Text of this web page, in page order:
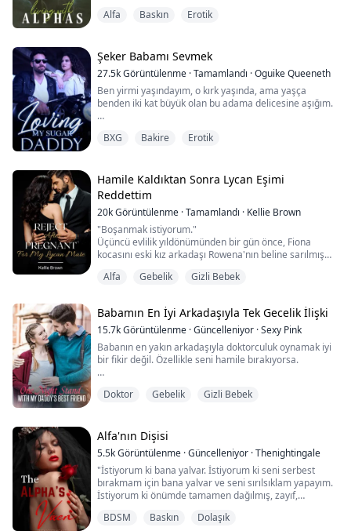
yerde zonkluyordu.
"Hayır, denediler... ama izin vermedim." Başını geriye
yaslayarak inledi, parmakları çıplak tenine değdiğinde.
"Neden, bebeği...
Alfa Baskın Erotik
Şeker Babamı Sevmek
27.5kGörüntülenme ·Tamamlandı ·Oguike Queeneth
Ben yirmi yaşındayım, o kırk yaşında, ama yaşça
benden iki kat büyük olan bu adama delicesine aşığım.
nefes nefese söyledi.
çalıştım.
Parmaklarını daha hızlı hareket ettirmeye başladı ve
aklım karmakarışıktı.
"Adımı inle." diye mırıldandı....
BXG Bakire Erotik
Hamile Kaldıktan Sonra Lycan Eşimi
Reddettim
20kGörüntülenme ·Tamamlandı · Kellie Brown
"Boşanmak istiyorum."
Üçüncü evlilik yıldönümünden bir gün önce, Fiona
kocasını eski kız arkadaşı Rowena'nın beline sarılmış
hamiledir.
Krallığı'nın Lycan Prensi'ni reddeder ve sürüden ayrılır.
Ancak Fiona'nın şaşkınlığına, reddedildikten sonra
Micah, onu dünyanın dört bir yanında deli gibi aramay...
Alfa Gebelik Gizli Bebek
Babamın En İyi Arkadaşıyla Tek Gecelik İlişki
15.7kGörüntülenme ·Güncelleniyor ·Sexy Pink
Babanın en yakın arkadaşıyla doktorculuk oynamak iyi
bir fikir değil. Özellikle seni hamile bırakıyorsa.
köşesini keşfetmesine neden oldu.
Ama o, yeni doktor ve babamın en yakın arkadaşı çıktı.
Şimdi başımın belada olduğunu biliyorum.
Günde bir elma doktoru uzak tutar derler am...
Doktor Gebelik Gizli Bebek
Alfa'nın Dişisi
5.5kGörüntülenme ·Güncelleniyor ·Thenightingale
"İstiyorum ki bana yalvar. İstiyorum ki seni serbest
bırakmam için bana yalvar ve seni sırılsıklam yapayım.
İstiyorum ki önümde tamamen dağılmış, zayıf,
O anda ela gözleri aniden açıldı ve bana baktı... ama
BDSM Baskın Dolaşık